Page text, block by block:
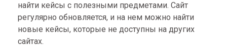
найти кейсы с полезными предметами. Сайт
регулярно обновляется, и на нем можно найти
новые кейсы, которые не доступны на других
сайтах.